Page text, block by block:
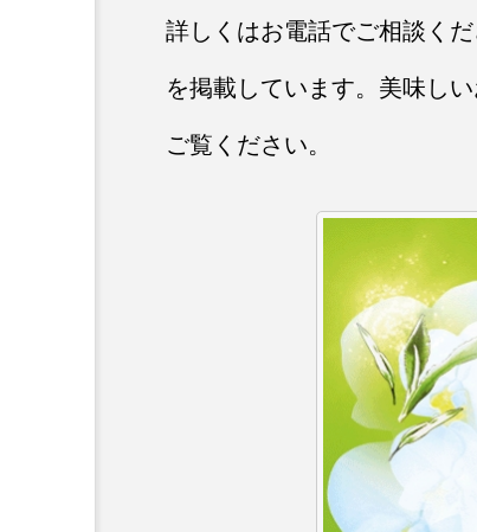
詳しくはお電話でご相談く
を掲載しています。美味し
ご覧ください。